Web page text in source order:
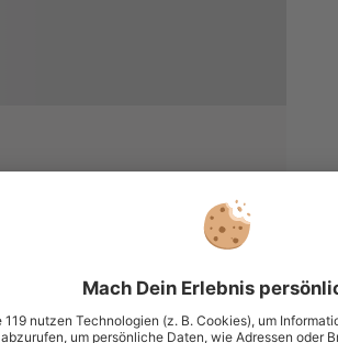
Zur Grünen Kutte